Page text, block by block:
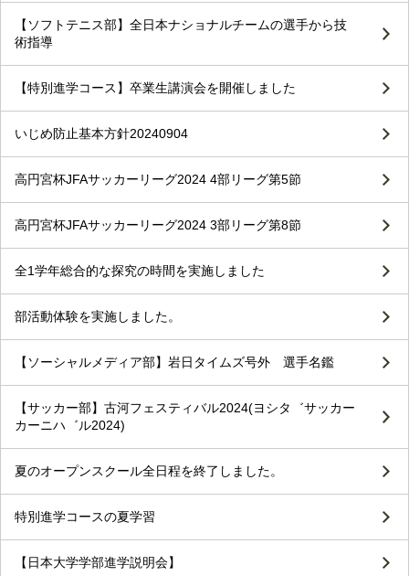
【ソフトテニス部】全日本ナショナルチームの選手から技
術指導
【特別進学コース】卒業生講演会を開催しました
いじめ防止基本方針20240904
高円宮杯JFAサッカーリーグ2024 4部リーグ第5節
高円宮杯JFAサッカーリーグ2024 3部リーグ第8節
全1学年総合的な探究の時間を実施しました
部活動体験を実施しました。
【ソーシャルメディア部】岩日タイムズ号外 選手名鑑
【サッカー部】古河フェスティバル2024(ヨシタ゛サッカー
カーニハ゛ル2024)
夏のオープンスクール全日程を終了しました。
特別進学コースの夏学習
【日本大学学部進学説明会】